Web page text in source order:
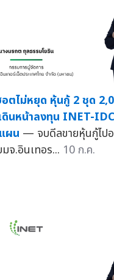
ตไม่หยุด หุ้นกู้ 2 ชุด
ดินหน้าลงทุน INET-
ผน — จบดีลขายหุ้นกู้ไป
จ.อินเทอร... 10 ก.ค.